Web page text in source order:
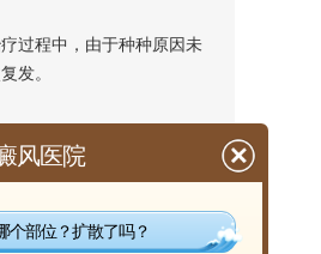
过程中，由于种种原因未
发。
锻炼等不良习惯都可能影
，增强身体免疫力。
风医院
个部位？扩散了吗？